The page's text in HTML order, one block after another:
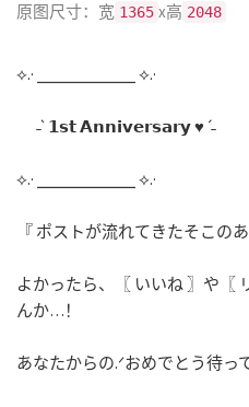
原图尺寸：宽 1365 x高 2048
⟡.· ⎯⎯⎯⎯⎯⎯⎯⎯⎯⎯ ⟡.·
˗ˋ 𝟭𝘀𝘁 𝗔𝗻𝗻𝗶𝘃𝗲𝗿𝘀𝗮𝗿𝘆 ♥ ˊ˗
⟡.· ⎯⎯⎯⎯⎯⎯⎯⎯⎯⎯ ⟡.·
『 ポストが流れてきたそこのあ
よかったら、〖 いいね 〗や〖
んか…！
あなたからの.ᐟおめでとう待っ